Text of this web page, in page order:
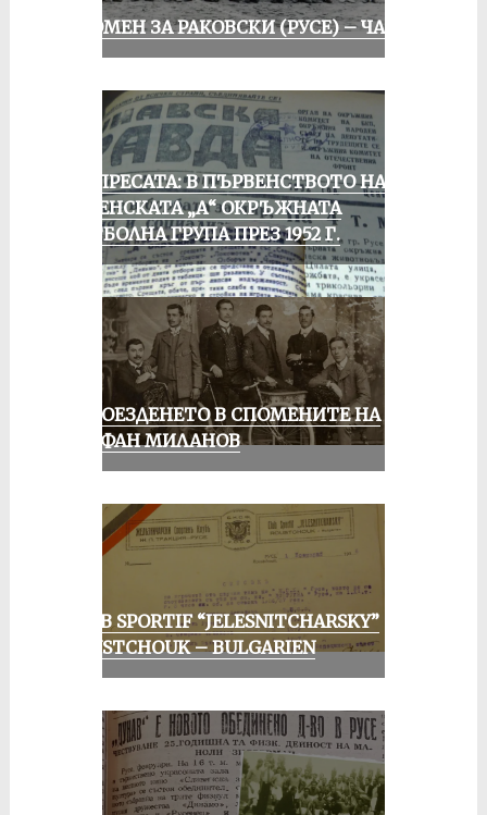
СПОМЕН ЗА РАКОВСКИ (РУСЕ) – ЧАСТ I
ОТ ПРЕСАТА: В ПЪРВЕНСТВОТО НА
РУСЕНСКАТА „А“ ОКРЪЖНАТА
ФУТБОЛНА ГРУПА ПРЕЗ 1952 Г.
КОЛОЕЗДЕНЕТО В СПОМЕНИТЕ НА
СТЕФАН МИЛАНОВ
CLUB SPORTIF “JELESNITCHARSKY”
ROUSTCHOUK – BULGARIEN